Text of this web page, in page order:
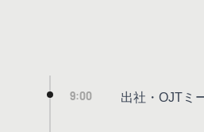
9:00 出社・OJTミ